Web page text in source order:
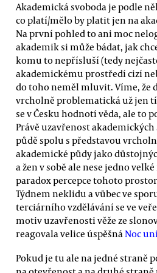
Akademická svoboda je podle
co platí/mělo by platit jen na
Na první pohled to ani moc
akademik si může bádat, jak
komu to nepřísluší (tedy
akademickému prostředí cizí
do toho neměl mluvit. Víme, že
vrcholně problematická už jen
se v Česku hodnotí věda, ale to
Právě uzavřenost
půdě spolu s představou
akademické půdy jako
a žen v sobě ale nese jedno
paradox percepce tohoto
Týdnem neklidu a vůbec ve
terciárního vzdělávání se ve
motiv uzavřenosti věže ze
reagovala velice úspěšnáNoc
Pokud je tu ale na jedné straně